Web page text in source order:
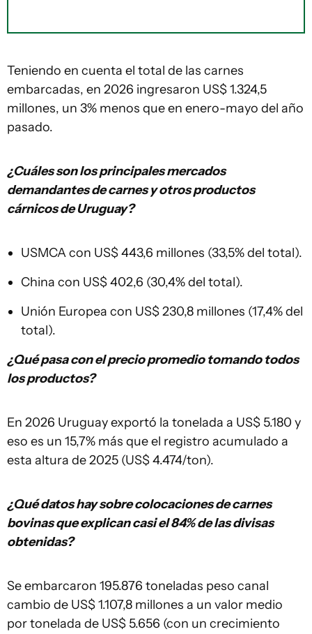
Teniendo en cuenta el total de las carnes
embarcadas, en 2026 ingresaron US$ 1.324,5
millones, un 3% menos que en enero-mayo del año
pasado.
¿Cuáles son los principales mercados
demandantes de carnes y otros productos
cárnicos de Uruguay?
USMCA con US$ 443,6 millones (33,5% del total).
China con US$ 402,6 (30,4% del total).
Unión Europea con US$ 230,8 millones (17,4% del
total).
¿Qué pasa con el precio promedio tomando todos
los productos?
En 2026 Uruguay exportó la tonelada a US$ 5.180 y
eso es un 15,7% más que el registro acumulado a
esta altura de 2025 (US$ 4.474/ton).
¿Qué datos hay sobre colocaciones de carnes
bovinas que explican casi el 84% de las divisas
obtenidas?
Se embarcaron 195.876 toneladas peso canal
cambio de US$ 1.107,8 millones a un valor medio
por tonelada de US$ 5.656 (con un crecimiento